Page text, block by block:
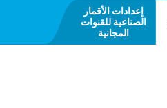
إعدادات الأقمار
الصناعية للقنوات
المجانية